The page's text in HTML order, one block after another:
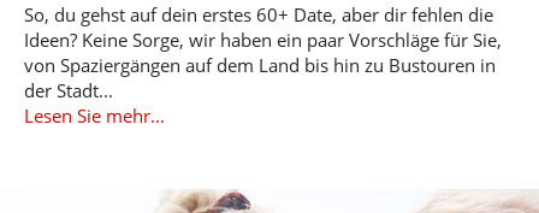
So, du gehst auf dein erstes 60+ Date, aber dir fehlen die
Ideen? Keine Sorge, wir haben ein paar Vorschläge für Sie,
von Spaziergängen auf dem Land bis hin zu Bustouren in
der Stadt...
Lesen Sie mehr...